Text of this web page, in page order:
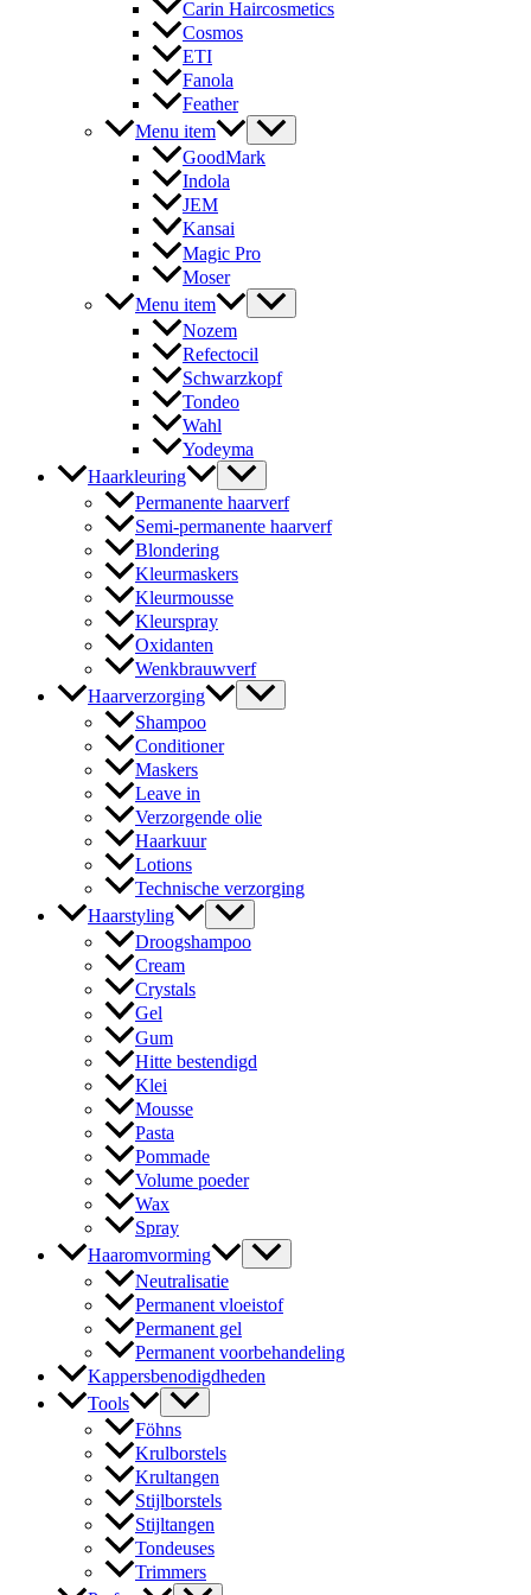
Carin Haircosmetics
Cosmos
ETI
Fanola
Feather
Menu item
GoodMark
Indola
JEM
Kansai
Magic Pro
Moser
Menu item
Nozem
Refectocil
Schwarzkopf
Tondeo
Wahl
Yodeyma
Haarkleuring
Permanente haarverf
Semi-permanente haarverf
Blondering
Kleurmaskers
Kleurmousse
Kleurspray
Oxidanten
Wenkbrauwverf
Haarverzorging
Shampoo
Conditioner
Maskers
Leave in
Verzorgende olie
Haarkuur
Lotions
Technische verzorging
Haarstyling
Droogshampoo
Cream
Crystals
Gel
Gum
Hitte bestendigd
Klei
Mousse
Pasta
Pommade
Volume poeder
Wax
Spray
Haaromvorming
Neutralisatie
Permanent vloeistof
Permanent gel
Permanent voorbehandeling
Kappersbenodigdheden
Tools
Föhns
Krulborstels
Krultangen
Stijlborstels
Stijltangen
Tondeuses
Trimmers